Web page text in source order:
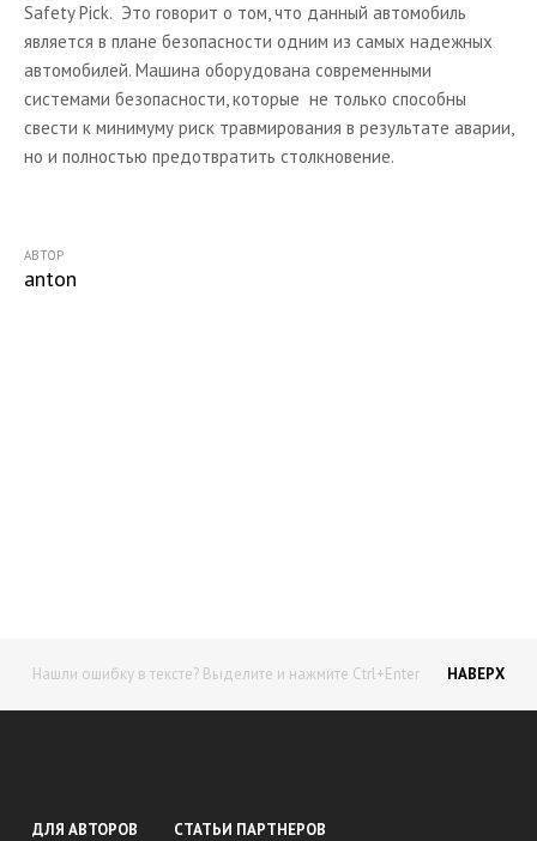
Safety Pick. Это говорит о том, что данный автомобиль
является в плане безопасности одним из самых надежных
автомобилей. Машина оборудована современными
системами безопасности, которые не только способны
свести к минимуму риск травмирования в результате аварии,
но и полностью предотвратить столкновение.
АВТОР
anton
Нашли ошибку в тексте? Выделите и нажмите Ctrl+Enter НАВЕРХ
ДЛЯ АВТОРОВ СТАТЬИ ПАРТНЕРОВ